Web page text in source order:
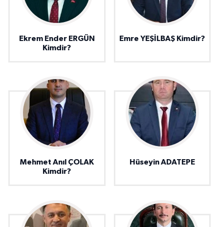
Ekrem Ender ERGÜN
Kimdir?
Emre YEŞİLBAŞ Kimdir?
Mehmet Anıl ÇOLAK
Kimdir?
Hüseyin ADATEPE